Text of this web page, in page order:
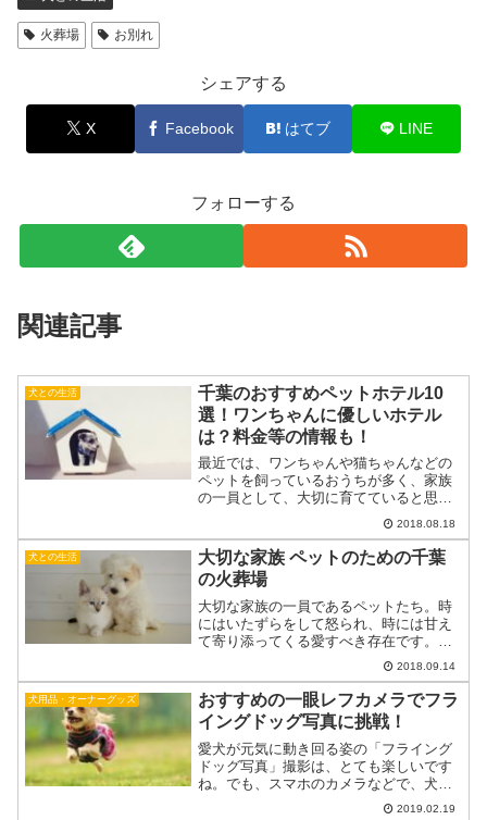
火葬場 お別れ
シェアする
X Facebook はてブ LINE
フォローする
関連記事
犬との生活
千葉のおすすめペットホテル10
選！ワンちゃんに優しいホテル
は？料金等の情報も！
最近では、ワンちゃんや猫ちゃんなどの
ペットを飼っているおうちが多く、家族
の一員として、大切に育てていると思い
ます。しかし、お仕事や旅行などで預け
なければならない時がありますよね？そ
んな時に、どこのペットホテルに預けれ
ばいいのか、たくさんあっ...
2018.08.18
犬との生活
大切な家族 ペットのための千葉
の火葬場
大切な家族の一員であるペットたち。時
にはいたずらをして怒られ、時には甘え
て寄り添ってくる愛すべき存在です。そ
んなペットとの別れを迎えたときには、
できる限り手厚く葬ってあげたいと思う
ものです。いざというときに頼りになる
千葉の火葬場をご紹介しま...
2018.09.14
犬用品・オーナーグッズ
おすすめの一眼レフカメラでフラ
イングドッグ写真に挑戦！
愛犬が元気に動き回る姿の「フライング
ドッグ写真」撮影は、とても楽しいです
ね。でも、スマホのカメラなどで、犬の
激しい動きをうまく撮るのは簡単ではあ
2019.02.19